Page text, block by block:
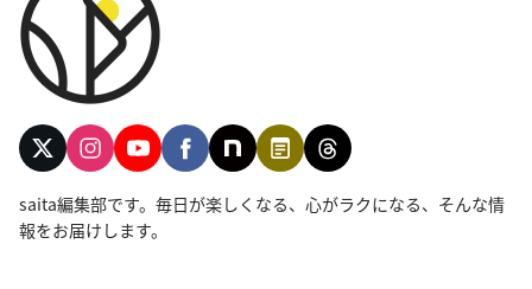
saita編集部です。毎日が楽しくなる、心がラクになる、そんな情
報をお届けします。